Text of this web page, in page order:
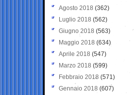
Agosto 2018 (362)
Luglio 2018 (562)
Giugno 2018 (563)
Maggio 2018 (634)
Aprile 2018 (547)
Marzo 2018 (599)
Febbraio 2018 (571)
Gennaio 2018 (607)